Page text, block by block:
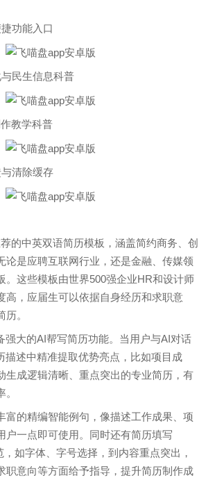
功能入口
民生信息科普
教学科普
清除缓存
的中英双语简历模板，涵盖简约商务、创
论是应聘互联网行业，还是金融、传媒领
。这些模板由世界500强企业HR和设计师
高，应届生可以依据自身经历和求职意
。
强大的AI帮写简历功能。当用户与AI对话
描述中精准提取优势亮点，比如项目成
生成逻辑清晰、重点突出的专业简历，有
富的精编智能例句，像描述工作成果、项
户一点即可使用。同时还有简历填写
如字体、字号选择，到内容重点突出，
职意向等方面给予指导，提升简历制作成